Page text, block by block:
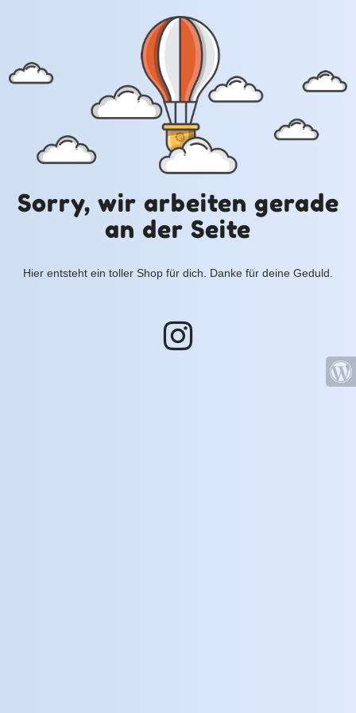
Sorry, wir arbeiten gerade
an der Seite
Hier entsteht ein toller Shop für dich. Danke für deine Geduld.